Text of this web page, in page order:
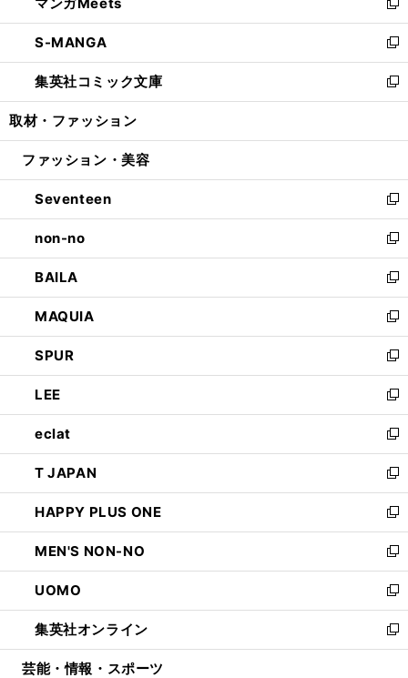
で
開
く
ド
ウ
で
開
く
ィ
ン
ド
ウ
で
開
い
ウ
ィ
ン
ド
ウ
開
新
し
い
ウ
ィ
ン
ウ
開
く
S-MANGA
新
し
い
ウ
ン
ウ
で
開
く
集英社コミック文庫
新
し
ウ
ン
ド
ウ
で
開
く
取材・ファッション
ファッション・美容
Seventeen
新
し
い
ウ
ィ
ン
ド
ウ
で
開
く
non-no
新
し
い
ウ
ィ
ン
ド
ウ
で
開
く
BAILA
新
し
い
ウ
ィ
ン
ド
ウ
で
開
く
MAQUIA
新
し
い
ウ
ィ
ン
ド
ウ
で
開
く
SPUR
新
し
い
ウ
ィ
ン
ド
ウ
で
開
く
LEE
新
し
い
ウ
ィ
ン
ド
ウ
で
開
く
eclat
新
し
い
ウ
ィ
ン
ド
ウ
で
開
く
T JAPAN
新
し
い
ウ
ィ
ン
ド
ウ
で
開
HAPPY PLUS ONE
新
し
い
ウ
ィ
ン
ド
ウ
MEN'S NON-NO
新
し
い
ウ
ィ
ン
UOMO
新
し
い
ウ
集英社オンライン
新
し
芸能・情報・スポーツ